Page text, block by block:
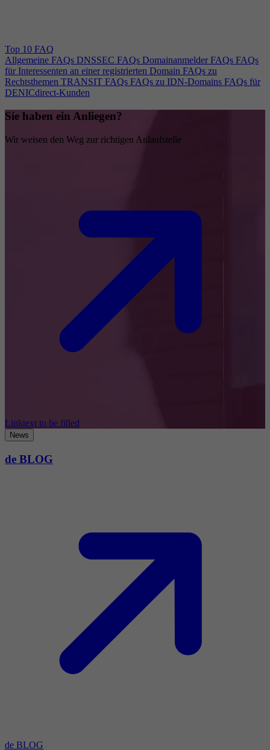
Top 10 FAQ
Allgemeine FAQs DNSSEC FAQs Domainanmelder FAQs FAQs
für Interessenten an einer registrierten Domain FAQs zu
Rechtsthemen TRANSIT FAQs FAQs zu IDN-Domains FAQs für
DENICdirect-Kunden
Sie haben ein Anliegen?
Wir weisen den Weg zur richtigen Anlaufstelle
Linktext to be filled
News
de BLOG
de BLOG